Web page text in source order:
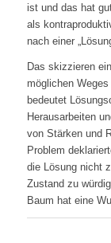
ist und das hat
als
nach einer
Das skizzieren
möglichen
bedeutet
Herausarbeiten
von Stärken und
Problem
die Lösung nicht
Zustand zu
Baum hat eine